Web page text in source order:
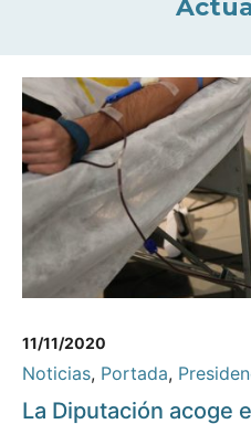
11/11/2020
Noticias, Portada,
La Diputación acoge